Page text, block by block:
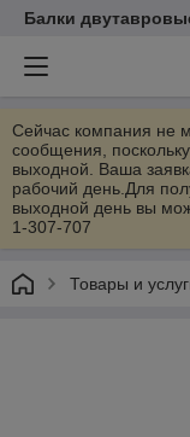
Балки
Сейчас компания не
сообщения,
выходной. Ваша
рабочий день.Для
выходной день вы
1-307-707
Товары и